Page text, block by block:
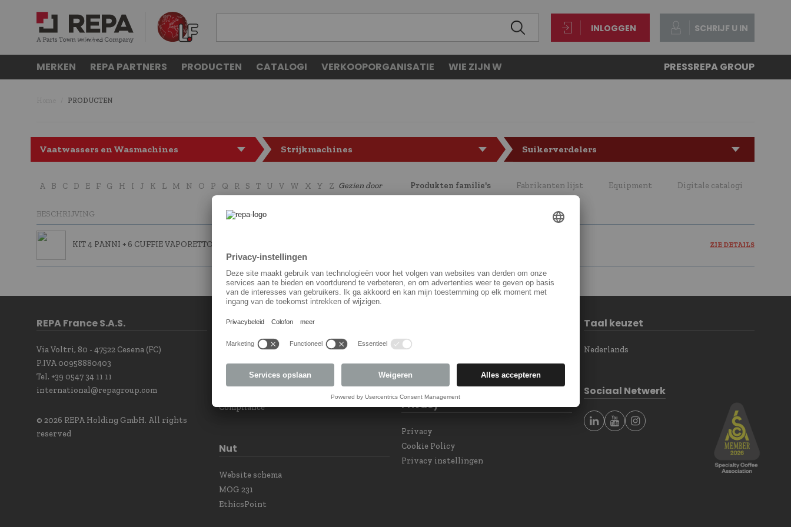
INLOGGEN SCHRIJF U IN
MERKEN REPA PARTNERS PRODUCTEN CATALOGI VERKOOPORGANISATIE WIE ZIJN W PRESSREPA GROUP
PRODUCTEN
Vaatwassers en Wasmachines Strijkmachines Suikerverdelers
A B C D E F G H I J K L M N O P Q R S T U V W X Y Z Gezien door Produkten familie's Fabrikanten lijst Equipment Digitale catalogi
BESCHRIJVING
KIT 4 PANNI + 6 CUFFIE VAPORETTO ZIE DETAILS
REPA France S.A.S.
Via Voltri, 80 - 47522 Cesena (FC)
P.IVA 00958880403
Tel. +39 0547 34 11 11
international@repagroup.com
© 2026 REPA Holding GmbH. All rights
reserved
Contact
Newsletter Subscription
Our sales team at your service
Werken met ons
Contact Point GPSR and Product
Compliance
Nut
Website schema
MOG 231
EthicsPoint
Privacy
Privacy
Cookie Policy
Privacy instellingen
Taal keuzet
Nederlands
Sociaal Netwerk